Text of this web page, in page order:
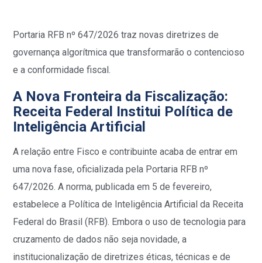
Portaria RFB nº 647/2026 traz novas diretrizes de
governança algorítmica que transformarão o contencioso
e a conformidade fiscal.
A Nova Fronteira da Fiscalização:
Receita Federal Institui Política de
Inteligência Artificial
A relação entre Fisco e contribuinte acaba de entrar em
uma nova fase, oficializada pela Portaria RFB nº
647/2026. A norma, publicada em 5 de fevereiro,
estabelece a Política de Inteligência Artificial da Receita
Federal do Brasil (RFB). Embora o uso de tecnologia para
cruzamento de dados não seja novidade, a
institucionalização de diretrizes éticas, técnicas e de